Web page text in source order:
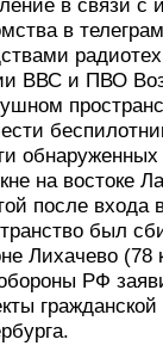
в связи
в
ВВС и ПВО
обнаруженных
на востоке
после входа
был
Лихачево (78
РФ